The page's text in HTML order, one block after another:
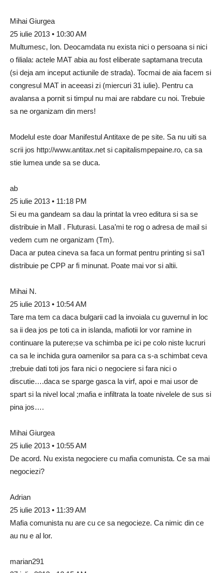
Mihai Giurgea
25 iulie 2013 • 10:30 AM
Multumesc, Ion. Deocamdata nu exista nici o persoana si nici
o filiala: actele MAT abia au fost eliberate saptamana trecuta
(si deja am inceput actiunile de strada). Tocmai de aia facem si
congresul MAT in aceeasi zi (miercuri 31 iulie). Pentru ca
avalansa a pornit si timpul nu mai are rabdare cu noi. Trebuie
sa ne organizam din mers!
Modelul este doar Manifestul Antitaxe de pe site. Sa nu uiti sa
scrii jos http://www.antitax.net si capitalismpepaine.ro, ca sa
stie lumea unde sa se duca.
ab
25 iulie 2013 • 11:18 PM
Si eu ma gandeam sa dau la printat la vreo editura si sa se
distribuie in Mall . Fluturasi. Lasa’mi te rog o adresa de mail si
vedem cum ne organizam (Tm).
Daca ar putea cineva sa faca un format pentru printing si sa’l
distribuie pe CPP ar fi minunat. Poate mai vor si altii.
Mihai N.
25 iulie 2013 • 10:54 AM
Tare ma tem ca daca bulgarii cad la invoiala cu guvernul in loc
sa ii dea jos pe toti ca in islanda, mafiotii lor vor ramine in
continuare la putere;se va schimba pe ici pe colo niste lucruri
ca sa le inchida gura oamenilor sa para ca s-a schimbat ceva
;trebuie dati toti jos fara nici o negociere si fara nici o
discutie….daca se sparge gasca la virf, apoi e mai usor de
spart si la nivel local ;mafia e infiltrata la toate nivelele de sus si
pina jos….
Mihai Giurgea
25 iulie 2013 • 10:55 AM
De acord. Nu exista negociere cu mafia comunista. Ce sa mai
negociezi?
Adrian
25 iulie 2013 • 11:39 AM
Mafia comunista nu are cu ce sa negocieze. Ca nimic din ce
au nu e al lor.
marian291